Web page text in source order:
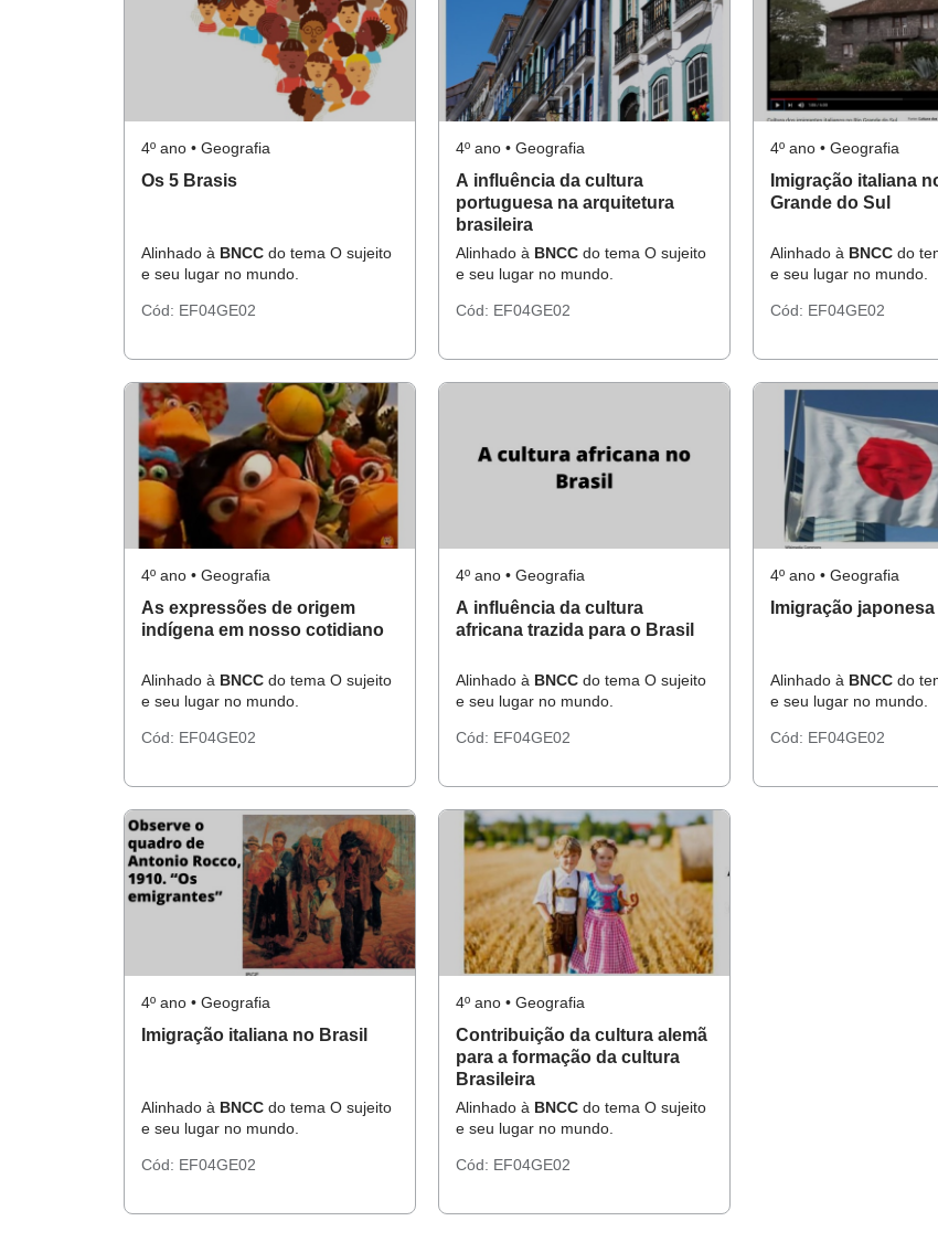
4º ano • Geografia
Os 5 Brasis
Alinhado à BNCC do tema O sujeito
e seu lugar no mundo.
Cód: EF04GE02
4º ano • Geografia
A influência da cultura
portuguesa na arquitetura
brasileira
Alinhado à BNCC do tema O sujeito
e seu lugar no mundo.
Cód: EF04GE02
4º ano • Geografia
Imigração italiana
Grande do Sul
Alinhado à BNCC do
e seu lugar no mundo.
Cód: EF04GE02
4º ano • Geografia
As expressões de origem
indígena em nosso cotidiano
Alinhado à BNCC do tema O sujeito
e seu lugar no mundo.
Cód: EF04GE02
4º ano • Geografia
A influência da cultura
africana trazida para o Brasil
Alinhado à BNCC do tema O sujeito
e seu lugar no mundo.
Cód: EF04GE02
4º ano • Geografia
Imigração
Alinhado à BNCC do
e seu lugar no mundo.
Cód: EF04GE02
4º ano • Geografia
Imigração italiana no Brasil
Alinhado à BNCC do tema O sujeito
e seu lugar no mundo.
Cód: EF04GE02
4º ano • Geografia
Contribuição da cultura alemã
para a formação da cultura
Brasileira
Alinhado à BNCC do tema O sujeito
e seu lugar no mundo.
Cód: EF04GE02